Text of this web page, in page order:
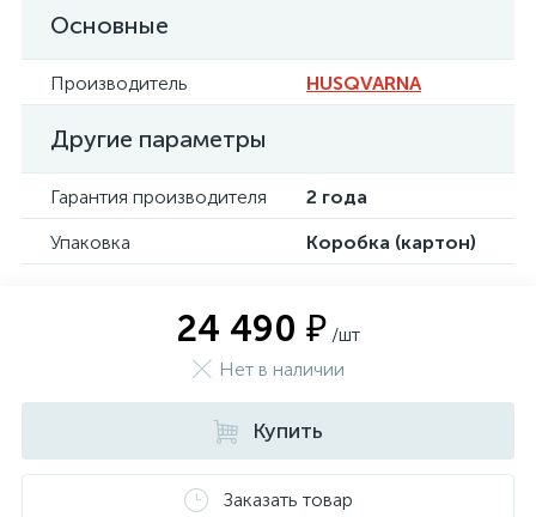
Основные
Производитель HUSQVARNA
Другие параметры
Гарантия производителя
2 года
Упаковка
Коробка (картон)
24 490 ₽ /шт
Нет в наличии
Купить
Заказать товар